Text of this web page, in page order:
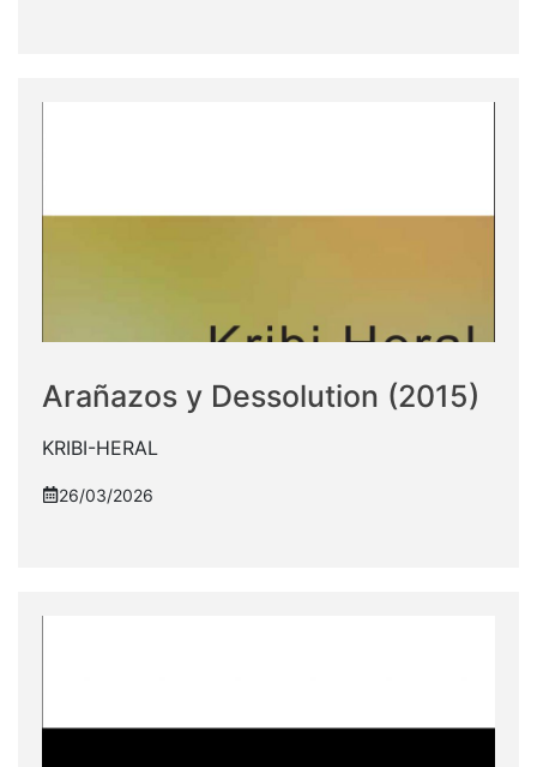
Arañazos y Dessolution (2015)
KRIBI-HERAL
26/03/2026